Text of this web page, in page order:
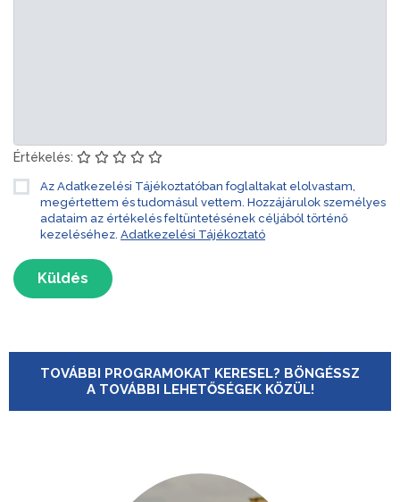
Értékelés:
Az Adatkezelési Tájékoztatóban foglaltakat elolvastam,
megértettem és tudomásul vettem. Hozzájárulok személyes
adataim az értékelés feltüntetésének céljából történő
kezeléséhez. Adatkezelési Tájékoztató
Küldés
TOVÁBBI PROGRAMOKAT KERESEL? BÖNGÉSSZ
A TOVÁBBI LEHETŐSÉGEK KÖZÜL!